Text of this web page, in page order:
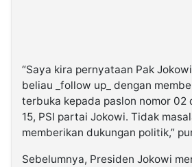
“Saya kira pernyataan Pak
beliau _follow up_ dengan
terbuka kepada paslon nomor 02
15, PSI partai Jokowi. Tidak
memberikan dukungan politik,”
Sebelumnya, Presiden Jokowi